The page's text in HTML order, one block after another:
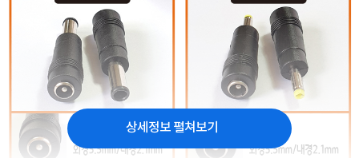
상세정보 펼쳐보기